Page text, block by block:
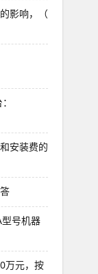
影响，（
安装费的
号机器
万元，按